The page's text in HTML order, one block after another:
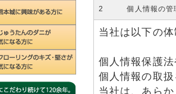
2 個人情報の管
当社は以下の
個人情報保護
個人情報の取
当社は、あら